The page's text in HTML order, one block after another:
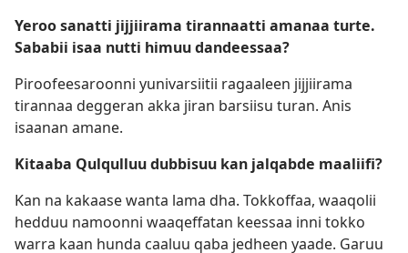
Yeroo sanatti jijjiirama tirannaatti amanaa turte.
Sababii isaa nutti himuu dandeessaa?
Piroofeesaroonni yunivarsiitii ragaaleen jijjiirama
tirannaa deggeran akka jiran barsiisu turan. Anis
isaanan amane.
Kitaaba Qulqulluu dubbisuu kan jalqabde maaliifi?
Kan na kakaase wanta lama dha. Tokkoffaa, waaqolii
hedduu namoonni waaqeffatan keessaa inni tokko
warra kaan hunda caaluu qaba jedheen yaade. Garuu